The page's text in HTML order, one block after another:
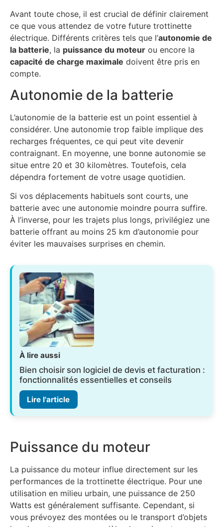
Avant toute chose, il est crucial de définir clairement
ce que vous attendez de votre future trottinette
électrique. Différents critères tels que l’autonomie de
la batterie, la puissance du moteur ou encore la
capacité de charge maximale doivent être pris en
compte.
Autonomie de la batterie
L’autonomie de la batterie est un point essentiel à
considérer. Une autonomie trop faible implique des
recharges fréquentes, ce qui peut vite devenir
contraignant. En moyenne, une bonne autonomie se
situe entre 20 et 30 kilomètres. Toutefois, cela
dépendra fortement de votre usage quotidien.
Si vos déplacements habituels sont courts, une
batterie avec une autonomie moindre pourra suffire.
À l’inverse, pour les trajets plus longs, privilégiez une
batterie offrant au moins 25 km d’autonomie pour
éviter les mauvaises surprises en chemin.
À lire aussi
Bien choisir son logiciel de devis et facturation :
fonctionnalités essentielles et conseils
Lire l'article
Puissance du moteur
La puissance du moteur influe directement sur les
performances de la trottinette électrique. Pour une
utilisation en milieu urbain, une puissance de 250
Watts est généralement suffisante. Cependant, si
vous prévoyez des montées ou le transport d’objets